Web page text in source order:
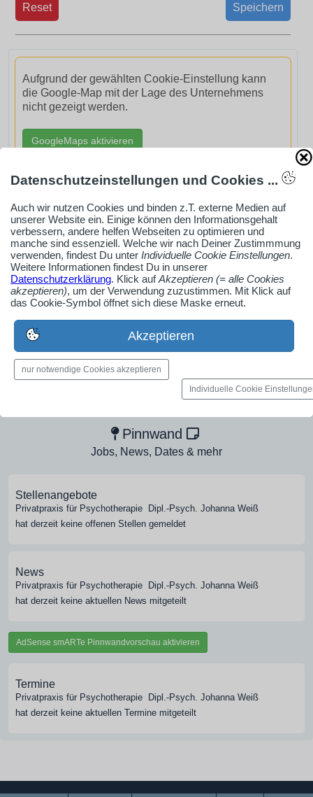
Speichern
Reset
Aufgrund der gewählten Cookie-Einstellung kann
die Google-Map mit der Lage des Unternehmens
nicht gezeigt werden.
GoogleMaps aktivieren
AdSense smARTe inArticle-Anzeige aktivieren
Ob Solo-Selbsständiger, Handwerksbetrieb oder
Industrieunternehmen
Erstelle jetzt ein gratis Firmenprofil für dein Unternehmen:
jetzt registrieren
Medien-Galerie
Bilder, PDFs, Audio, Video
Pinnwand
Jobs, News, Dates & mehr
Stellenangebote
Privatpraxis für Psychotherapie  Dipl.-Psych. Johanna Weiß
hat derzeit keine offenen Stellen gemeldet
News
Privatpraxis für Psychotherapie  Dipl.-Psych. Johanna Weiß
hat derzeit keine aktuellen News mitgeteilt
AdSense smARTe Pinnwandvorschau aktivieren
Termine
Privatpraxis für Psychotherapie  Dipl.-Psych. Johanna Weiß
hat derzeit keine aktuellen Termine mitgeteilt
Datenschutzeinstellungen und Cookies ...
Auch wir nutzen Cookies und binden z.T. externe Medien auf
unserer Website ein. Einige können den Informationsgehalt
verbessern, andere helfen Webseiten zu optimieren und
manche sind essenziell. Welche wir nach Deiner Zustimmmung
verwenden, findest Du unter Individuelle Cookie Einstellungen.
Weitere Informationen findest Du in unserer
Datenschutzerklärung. Klick aufAkzeptieren (= alle Cookies
akzeptieren), um der Verwendung zuzustimmen. Mit Klick auf
das Cookie-Symbol öffnet sich diese Maske erneut.
Akzeptieren
nur notwendige Cookies akzeptieren
Individuelle Cookie